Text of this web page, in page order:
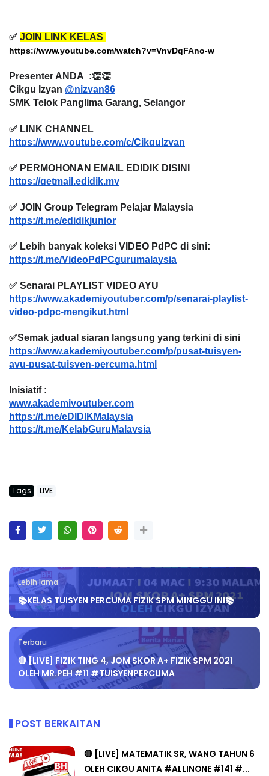
✅ JOIN LINK KELAS
https://www.youtube.com/watch?v=VnvDqFAno-w
Presenter ANDA  :👏👏
Cikgu Izyan @nizyan86
SMK Telok Panglima Garang, Selangor
✅ LINK CHANNEL
https://www.youtube.com/c/CikguIzyan
✅ PERMOHONAN EMAIL EDIDIK DISINI
https://getmail.edidik.my
✅ JOIN Group Telegram Pelajar Malaysia
https://t.me/edidikjunior
✅ Lebih banyak koleksi VIDEO PdPC di sini:
https://t.me/VideoPdPCgurumalaysia
✅ Senarai PLAYLIST VIDEO AYU
https://www.akademiyoutuber.com/p/senarai-playlist-
video-pdpc-mengikut.html
✅Semak jadual siaran langsung yang terkini di sini
https://www.akademiyoutuber.com/p/pusat-tuisyen-
ayu-pusat-tuisyen-percuma.html
Inisiatif :
www.akademiyoutuber.com
https://t.me/eDIDIKMalaysia
https://t.me/KelabGuruMalaysia
Tags LIVE
Lebih lama
📚KELAS TUISYEN PERCUMA FIZIK SPM MINGGU INI📚
Terbaru
🔴 [LIVE] FIZIK TING 4, JOM SKOR A+ FIZIK SPM 2021
OLEH MR.PEH #11 #TUISYENPERCUMA
POST BERKAITAN
🔴 [LIVE] MATEMATIK SR, WANG TAHUN 6
OLEH CIKGU ANITA #ALLINONE #141 #...